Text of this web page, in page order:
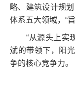
略、建筑设计规
体系五大领域，“
“从源头上实现
斌的带领下，阳
争的核心竞争力。